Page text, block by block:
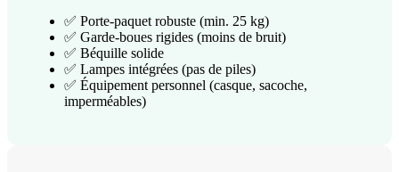
✅ Porte-paquet robuste (min. 25 kg)
✅ Garde-boues rigides (moins de bruit)
✅ Béquille solide
✅ Lampes intégrées (pas de piles)
✅ Équipement personnel (casque, sacoche,
imperméables)